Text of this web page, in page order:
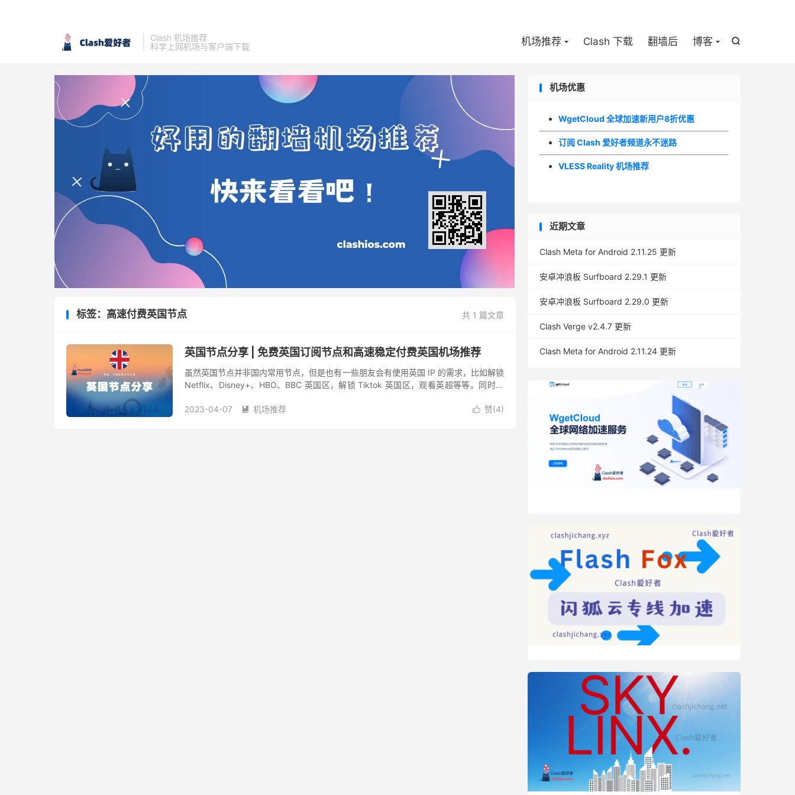
Clash 机场推荐
科学上网机场与客户端下载

机场推荐 Clash 下载 翻墙后 博客
共 1 篇文章
标签：高速付费英国节点
英国节点分享 | 免费英国订阅节点和高速稳定付费英国机场推荐
虽然英国节点并非国内常用节点，但是也有一些朋友会有使用英国 IP 的需求，比如解锁
Netflix、Disney+、HBO、BBC 英国区，解锁 Tiktok 英国区，观看英超等等。同时英
 赞(4)
2023-04-07  机场推荐
机场优惠
WgetCloud 全球加速新用户8折优惠
订阅 Clash 爱好者频道永不迷路
VLESS Reality 机场推荐
近期文章
Clash Meta for Android 2.11.25 更新
安卓冲浪板 Surfboard 2.29.1 更新
安卓冲浪板 Surfboard 2.29.0 更新
Clash Verge v2.4.7 更新
Clash Meta for Android 2.11.24 更新